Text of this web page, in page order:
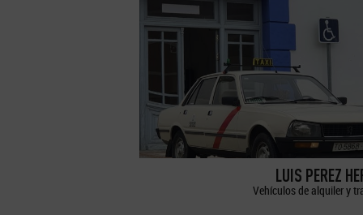
LUIS PEREZ
Vehículos de alquiler y